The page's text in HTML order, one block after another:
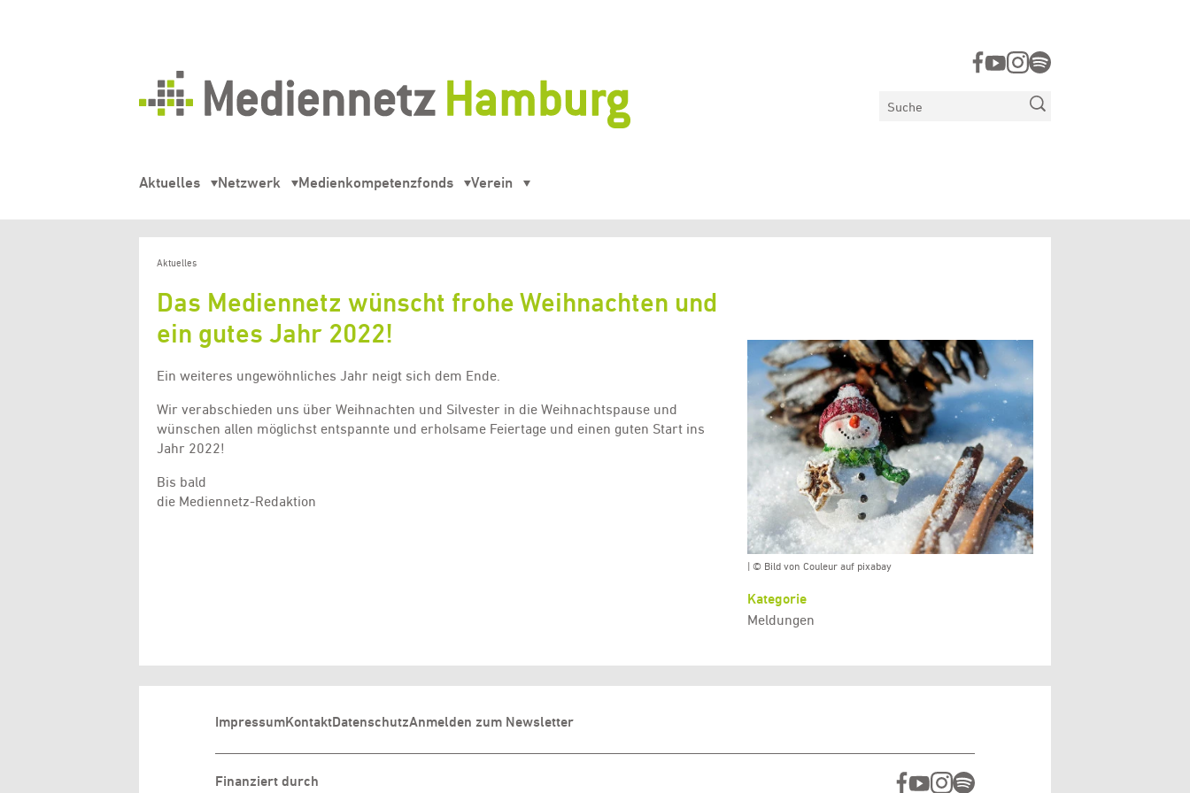
Aktuelles Netzwerk Medienkompetenzfonds Verein
Suchen
Aktuelles
Das Mediennetz wünscht frohe Weihnachten und
ein gutes Jahr 2022!
Ein weiteres ungewöhnliches Jahr neigt sich dem Ende.
Wir verabschieden uns über Weihnachten und Silvester in die Weihnachtspause und
wünschen allen möglichst entspannte und erholsame Feiertage und einen guten Start ins
Jahr 2022!
Bis bald
die Mediennetz-Redaktion
| © Bild von Couleur auf pixabay
Kategorie
Meldungen
ImpressumKontaktDatenschutzAnmelden zum Newsletter
Finanziert durch